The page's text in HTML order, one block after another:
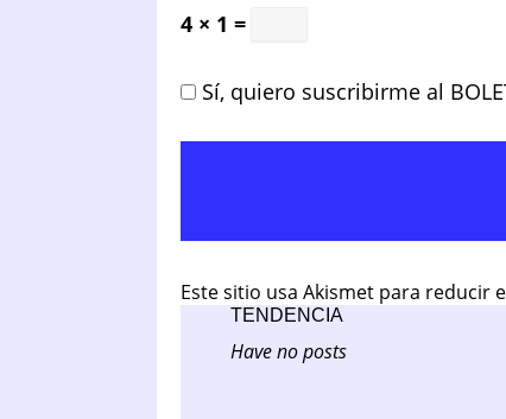
4 × 1 =
Sí, quiero suscribirme al
Este sitio usa Akismet para reducir
TENDENCIA
Have no posts